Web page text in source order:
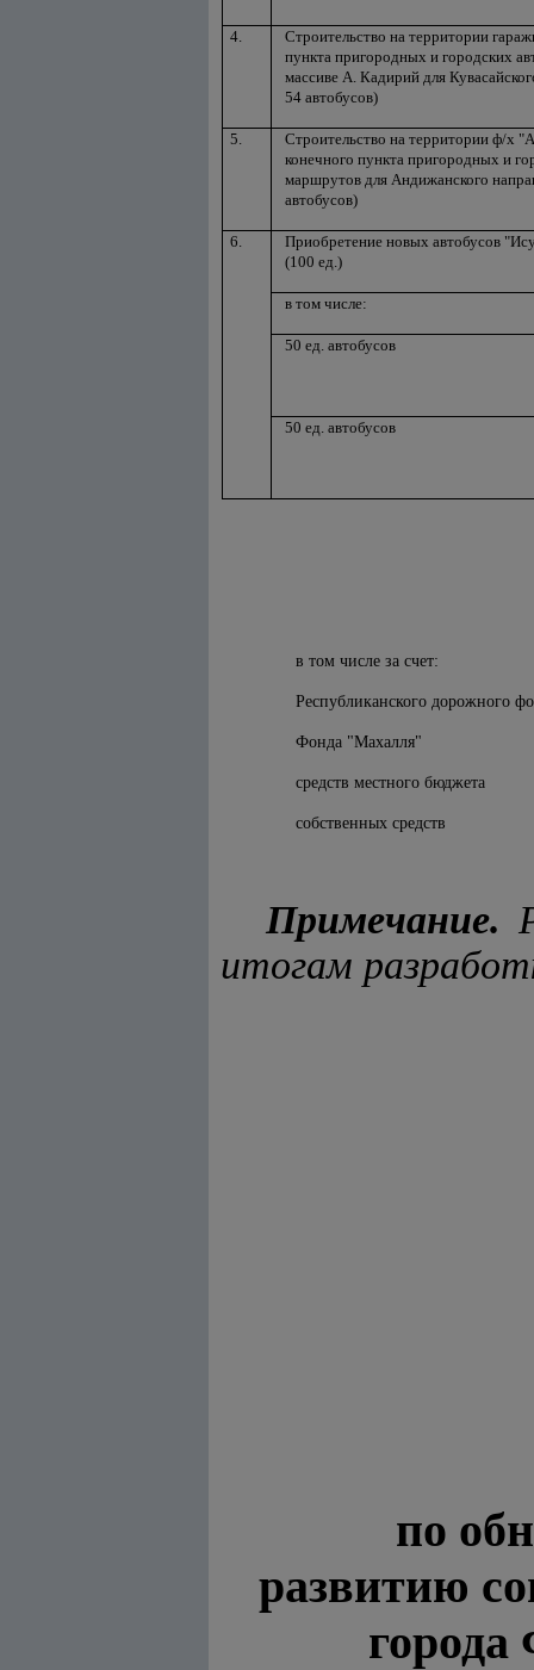
4.
Строительство на территории
пункта пригородных и городских
массиве А. Кадирий для
54 автобусов)
5.
Строительство на территории ф/х
конечного пункта пригородных и
маршрутов для Андижанского
автобусов)
6.
Приобретение новых автобусов
(100 ед.)
в том числе:
50 ед. автобусов
50 ед. автобусов
в том числе за счет:
Республиканского дорожного
Фонда "Махалля"
средств местного бюджета
собственных средств
Примечание.
итогам
по
развитию
города